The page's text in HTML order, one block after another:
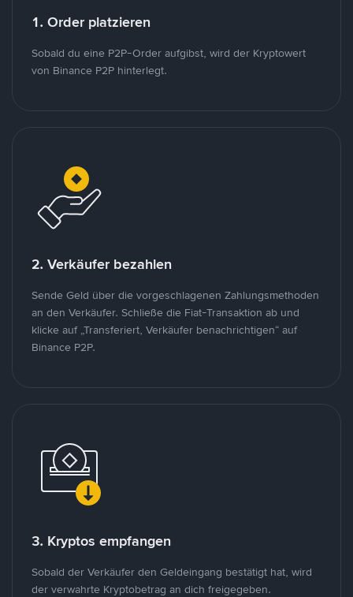
1. Order platzieren
Sobald du eine P2P-Order aufgibst, wird der Kryptowert
von Binance P2P hinterlegt.
2. Verkäufer bezahlen
Sende Geld über die vorgeschlagenen Zahlungsmethoden
an den Verkäufer. Schließe die Fiat-Transaktion ab und
klicke auf „Transferiert, Verkäufer benachrichtigen“ auf
Binance P2P.
3. Kryptos empfangen
Sobald der Verkäufer den Geldeingang bestätigt hat, wird
der verwahrte Kryptobetrag an dich freigegeben.